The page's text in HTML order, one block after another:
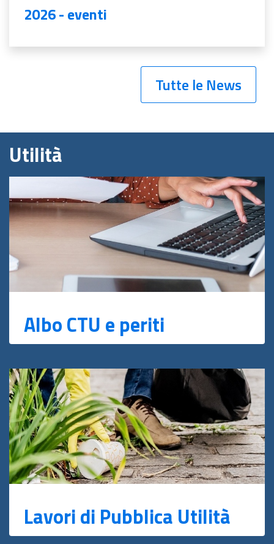
2026 - eventi
Tutte le News
Utilità
Albo CTU e periti
Lavori di Pubblica Utilità